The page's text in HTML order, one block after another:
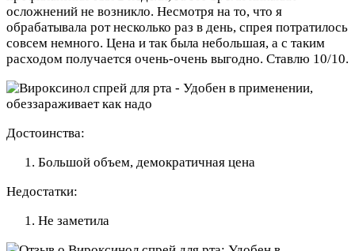
осложнений не возникло. Несмотря на то, что я
обрабатывала рот несколько раз в день, спрея потратилось
совсем немного. Цена и так была небольшая, а с таким
расходом получается очень-очень выгодно. Ставлю 10/10.
Достоинства:
Большой объем, демократичная цена
Недостатки:
Не заметила